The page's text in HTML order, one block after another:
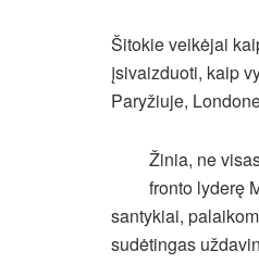
Šitokie veikėjai
įsivaizduoti, kaip
Paryžiuje,
Žinia, ne
fronto lyderę
santykiai,
sudėtingas